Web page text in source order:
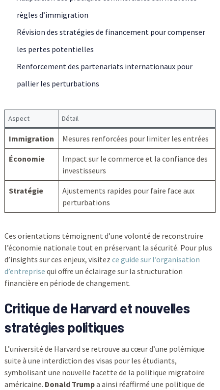
règles d’immigration
Révision des stratégies de financement pour compenser
les pertes potentielles
Renforcement des partenariats internationaux pour
pallier les perturbations
Aspect Détail
Immigration Mesures renforcées pour limiter les entrées
Économie
Impact sur le commerce et la confiance des
investisseurs
Stratégie
Ajustements rapides pour faire face aux
perturbations
Ces orientations témoignent d’une volonté de reconstruire
l’économie nationale tout en préservant la sécurité. Pour plus
d’insights sur ces enjeux, visitez ce guide sur l’organisation
d’entreprise qui offre un éclairage sur la structuration
financière en période de changement.
Critique de Harvard et nouvelles
stratégies politiques
L’université de Harvard se retrouve au cœur d’une polémique
suite à une interdiction des visas pour les étudiants,
symbolisant une nouvelle facette de la politique migratoire
américaine. Donald Trumpa ainsi réaffirmé une politique de